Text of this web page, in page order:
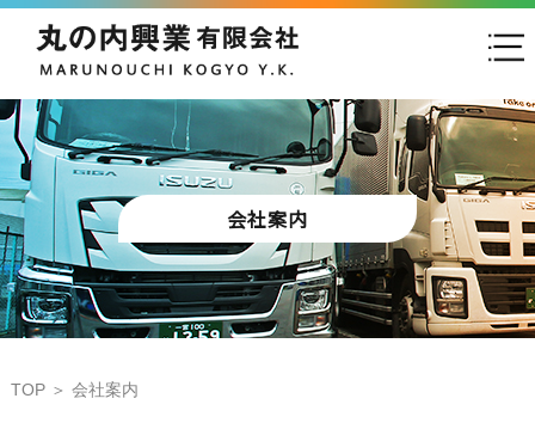
会社案内
TOP＞ 会社案内